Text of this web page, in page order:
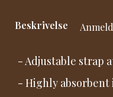
Beskrivelse
- Adjustable strap
- Highly absorbent